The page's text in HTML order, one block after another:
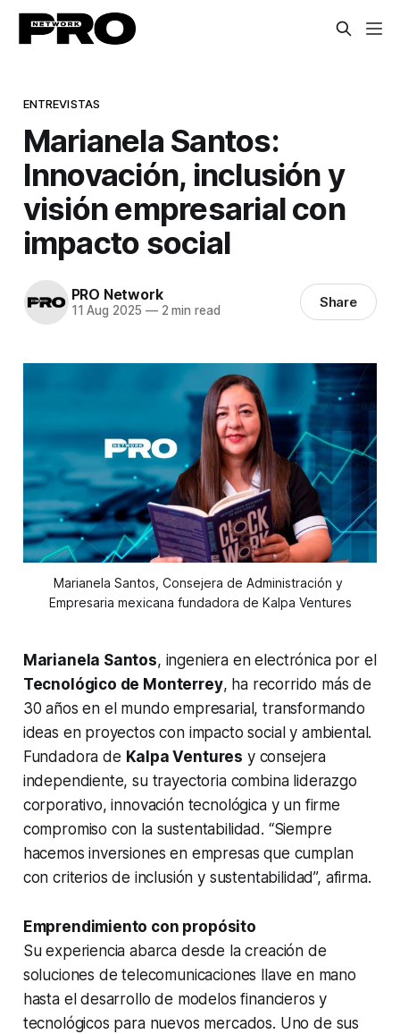
ENTREVISTAS
Marianela Santos:
Innovación, inclusión y
visión empresarial con
impacto social
PRO Network
11 Aug 2025 —2 min read Share
Marianela Santos, Consejera de Administración y
Empresaria mexicana fundadora de Kalpa Ventures
Marianela Santos, ingeniera en electrónica por el
Tecnológico de Monterrey, ha recorrido más de
30 años en el mundo empresarial, transformando
ideas en proyectos con impacto social y ambiental.
Fundadora de Kalpa Ventures y consejera
independiente, su trayectoria combina liderazgo
corporativo, innovación tecnológica y un firme
compromiso con la sustentabilidad. “Siempre
hacemos inversiones en empresas que cumplan
con criterios de inclusión y sustentabilidad”, afirma.
Emprendimiento con propósito
Su experiencia abarca desde la creación de
soluciones de telecomunicaciones llave en mano
hasta el desarrollo de modelos financieros y
tecnológicos para nuevos mercados. Uno de sus